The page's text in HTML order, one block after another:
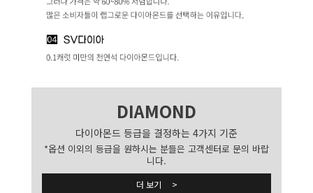
DIAMOND
다이아몬드 등급을 결정하는 4가지 기준
*옵션 이외의 등급을 원하시는 분들은 고객센터로 문의 바랍
니다.
더 보기 >